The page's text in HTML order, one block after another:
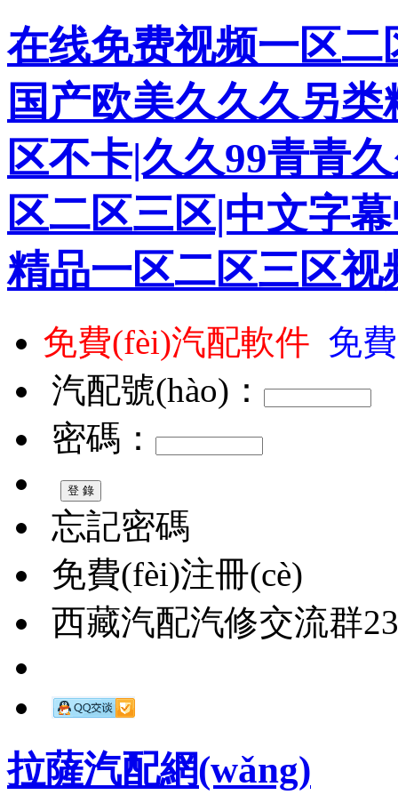
在线免费视频一区
国产欧美久久久另
区不卡|久久99青青
区二区三区|中文字
精品一区二区三区视
免費(fèi)汽配軟件 免
汽配號(hào)：
密碼：
忘記密碼
免費(fèi)注冊(cè)
西藏汽配汽修交流群
拉薩汽配網(wǎng)